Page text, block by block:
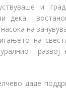
и
дека
на
на
даде